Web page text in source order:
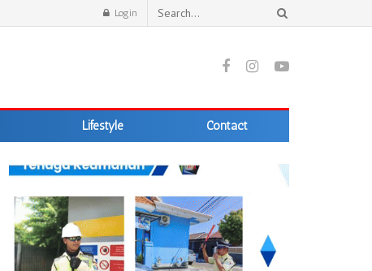
Login
Lifestyle Contact